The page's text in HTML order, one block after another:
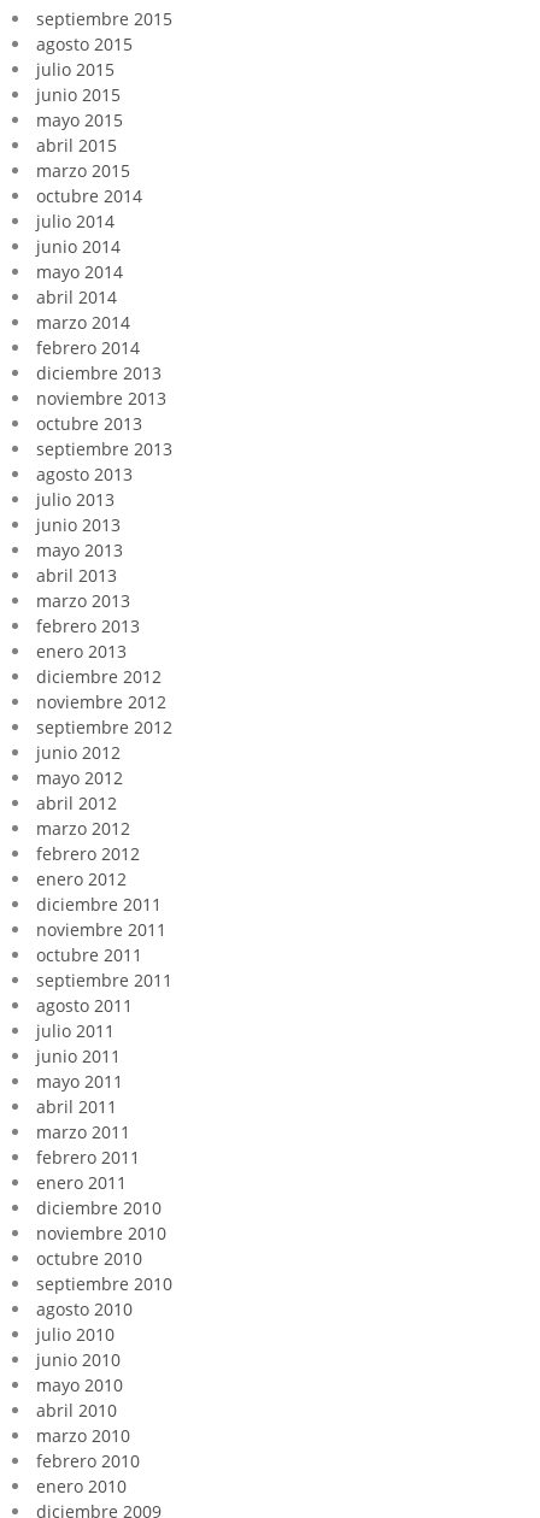
septiembre 2015
agosto 2015
julio 2015
junio 2015
mayo 2015
abril 2015
marzo 2015
octubre 2014
julio 2014
junio 2014
mayo 2014
abril 2014
marzo 2014
febrero 2014
diciembre 2013
noviembre 2013
octubre 2013
septiembre 2013
agosto 2013
julio 2013
junio 2013
mayo 2013
abril 2013
marzo 2013
febrero 2013
enero 2013
diciembre 2012
noviembre 2012
septiembre 2012
junio 2012
mayo 2012
abril 2012
marzo 2012
febrero 2012
enero 2012
diciembre 2011
noviembre 2011
octubre 2011
septiembre 2011
agosto 2011
julio 2011
junio 2011
mayo 2011
abril 2011
marzo 2011
febrero 2011
enero 2011
diciembre 2010
noviembre 2010
octubre 2010
septiembre 2010
agosto 2010
julio 2010
junio 2010
mayo 2010
abril 2010
marzo 2010
febrero 2010
enero 2010
diciembre 2009